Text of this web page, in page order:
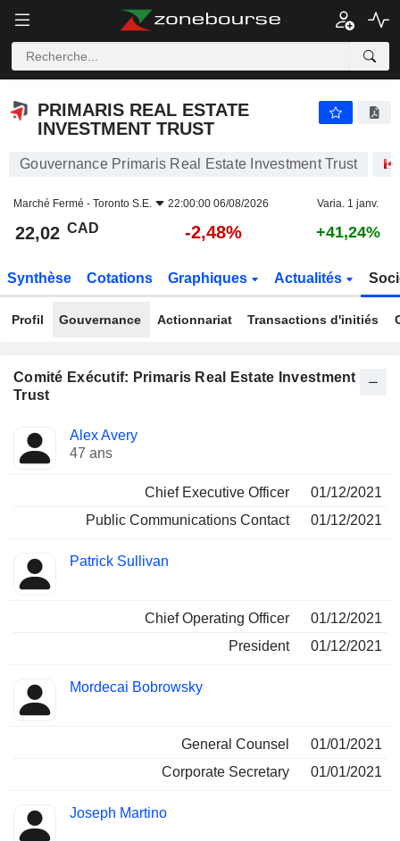
PRIMARIS REAL ESTATE
INVESTMENT TRUST
Gouvernance Primaris Real Estate Investment Trust
Marché Fermé - Toronto S.E. 22:00:00 06/08/2026 Varia. 1 janv.
22,02 CAD -2,48% +41,24%
Synthèse Cotations Graphiques Actualités
Profil Gouvernance Actionnariat Transactions d'initiés
Comité Exécutif: Primaris Real Estate Investment
Trust
Dirigeant
Fonctions
occupées
Alex Avery
47 ans
Chief Executive Officer
01/12/2021
Public Communications Contact
01/12/2021
Patrick Sullivan
Chief Operating Officer
01/12/2021
President
01/12/2021
Mordecai Bobrowsky
General Counsel
01/01/2021
Corporate Secretary
01/01/2021
Joseph Martino